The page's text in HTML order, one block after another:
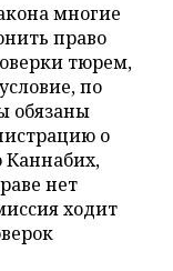
многие
право
тюрем,
по
обязаны
о
Каннабих,
нет
ходит